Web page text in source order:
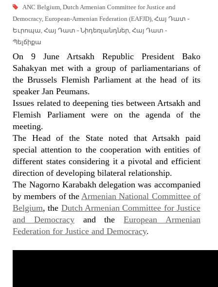
ANC Belgium,Dutch Armenian Committee for Justice and
Democracy,European-Armenian Federation (EAFJD),Հայ Դատ -
Եւրոպա,Հայ Դատ - Նիդեռլանդներ,Հայ Դատ -
Պելճիքա
On 9 June Artsakh Republic President Bako
Sahakyan met with a group of parliamentarians of
the Brussels Flemish Parliament at the head of its
speaker Jan Peumans.
Issues related to deepening ties between Artsakh and
Flemish Parliament were on the agenda of the
meeting.
The Head of the State noted that Artsakh paid
special attention to the cooperation with entities of
different states considering it a pivotal and efficient
direction of developing bilateral relationship.
The Nagorno Karabakh delegation was accompanied
by members of theArmenian National Committee of
Belgium, the Dutch Armenian Committee for Justice
and Democracyand theEuropean Armenian
Federation for Justice and Democracy.